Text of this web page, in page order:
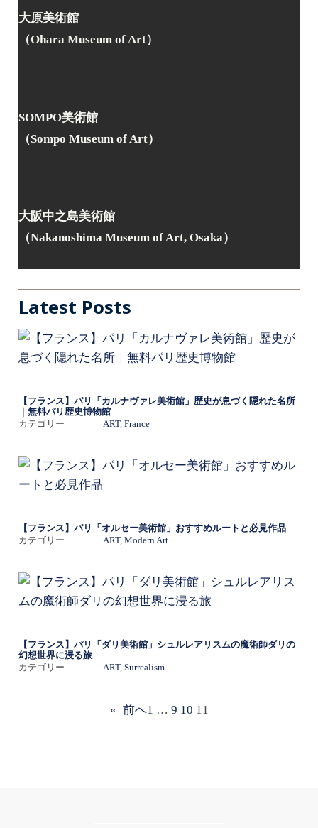
大原美術館
（Ohara Museum of Art）
SOMPO美術館
（Sompo Museum of Art）
大阪中之島美術館
（Nakanoshima Museum of Art, Osaka）
Latest Posts
【フランス】パリ「カルナヴァレ美術館」歴史が息づく隠れた名所
｜無料パリ歴史博物館
カテゴリー ART, France
【フランス】パリ「オルセー美術館」おすすめルートと必見作品
カテゴリー ART, Modern Art
【フランス】パリ「ダリ美術館」シュルレアリスムの魔術師ダリの
幻想世界に浸る旅
カテゴリー ART, Surrealism
« 前へ1 … 9 10 11